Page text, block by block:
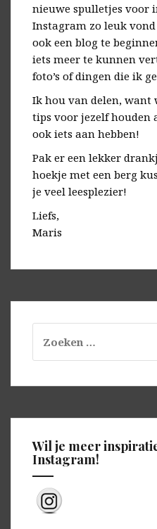
nieuwe spulletjes voor
Instagram zo leuk
ook een blog te
iets meer te kunnen
foto’s of dingen die ik
Ik hou van delen, want
tips voor jezelf houden
ook iets aan hebben!
Pak er een lekker
hoekje met een berg
je veel leesplezier!
Liefs,
Maris
naar:
Wil je meer
Instagram!